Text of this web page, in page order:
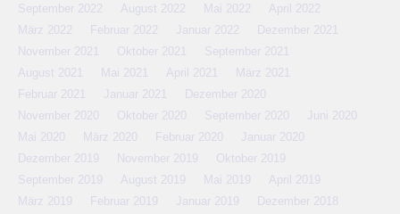
September 2022
August 2022 Mai 2022
April 2022
März 2022
Februar 2022 Januar 2022
Dezember 2021
November 2021
Oktober 2021
September 2021
August 2021
Mai 2021 April 2021
März 2021
Februar 2021
Januar 2021
Dezember 2020
November 2020
Oktober 2020 September 2020
Juni 2020
Mai 2020
März 2020 Februar 2020
Januar 2020
Dezember 2019
November 2019
Oktober 2019
September 2019
August 2019 Mai 2019
April 2019
März 2019
Februar 2019 Januar 2019
Dezember 2018